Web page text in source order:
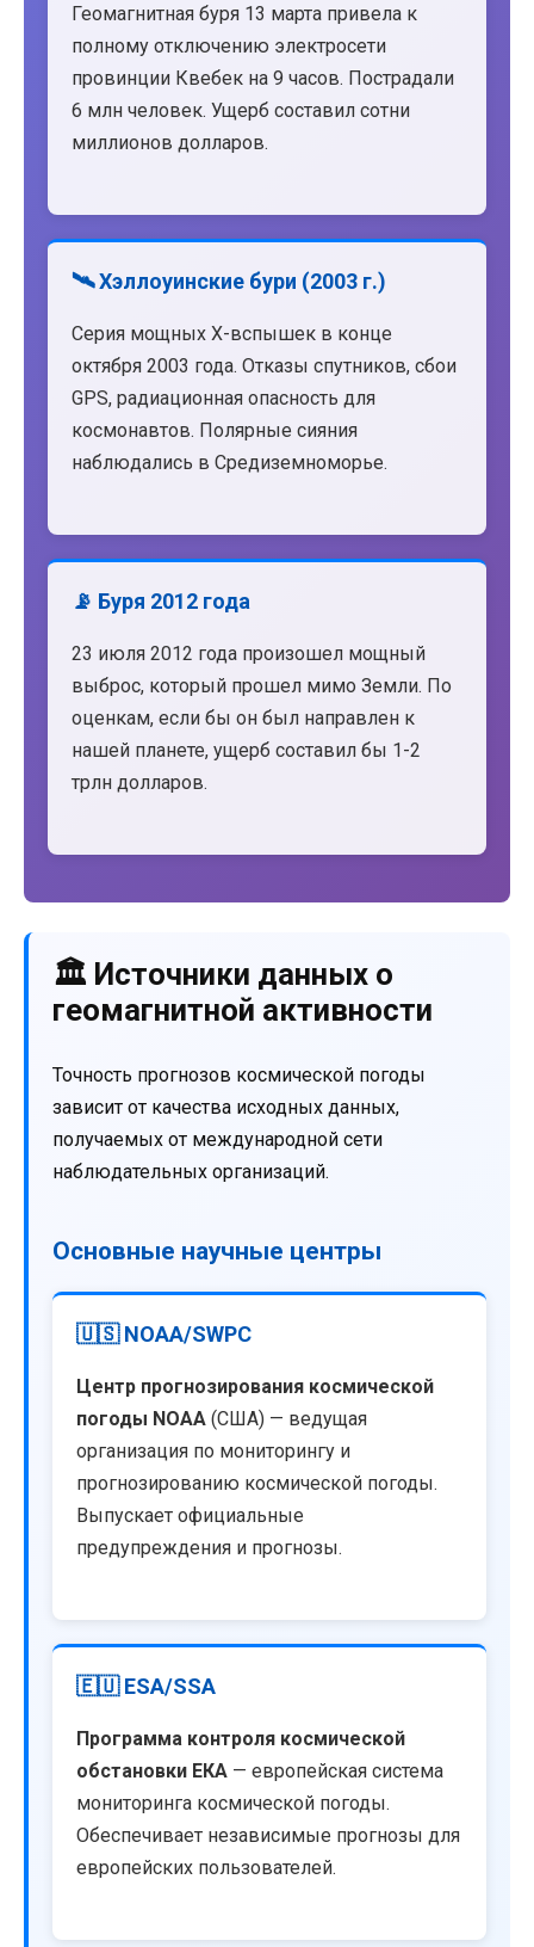
Геомагнитная буря 13 марта привела к
полному отключению электросети
провинции Квебек на 9 часов. Пострадали
6 млн человек. Ущерб составил сотни
миллионов долларов.
🛰️ Хэллоуинские бури (2003 г.)
Серия мощных X-вспышек в конце
октября 2003 года. Отказы спутников, сбои
GPS, радиационная опасность для
космонавтов. Полярные сияния
наблюдались в Средиземноморье.
📡 Буря 2012 года
23 июля 2012 года произошел мощный
выброс, который прошел мимо Земли. По
оценкам, если бы он был направлен к
нашей планете, ущерб составил бы 1-2
трлн долларов.
🏛️ Источники данных о
геомагнитной активности
Точность прогнозов космической погоды
зависит от качества исходных данных,
получаемых от международной сети
наблюдательных организаций.
Основные научные центры
🇺🇸 NOAA/SWPC
Центр прогнозирования космической
погоды NOAA (США) — ведущая
организация по мониторингу и
прогнозированию космической погоды.
Выпускает официальные
предупреждения и прогнозы.
🇪🇺 ESA/SSA
Программа контроля космической
обстановки ЕКА — европейская система
мониторинга космической погоды.
Обеспечивает независимые прогнозы для
европейских пользователей.